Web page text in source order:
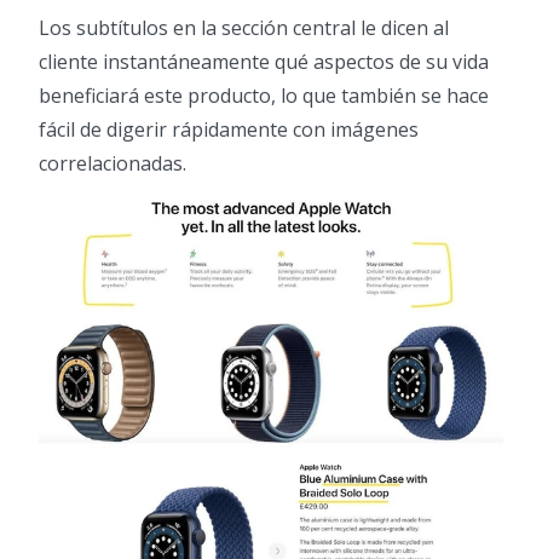
Los subtítulos en la sección central le dicen al
cliente instantáneamente qué aspectos de su vida
beneficiará este producto, lo que también se hace
fácil de digerir rápidamente con imágenes
correlacionadas.